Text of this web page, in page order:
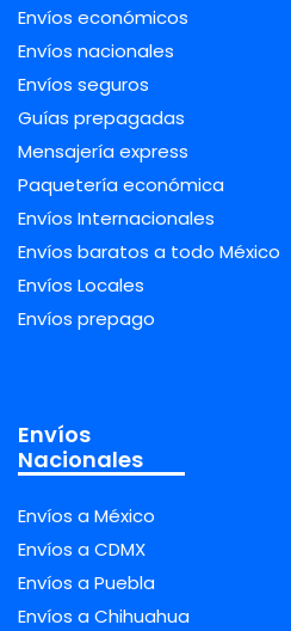
Envíos económicos
Envíos nacionales
Envíos seguros
Guías prepagadas
Mensajería express
Paquetería económica
Envíos Internacionales
Envíos baratos a todo México
Envíos Locales
Envíos prepago
Envíos
Nacionales
Envíos a México
Envíos a CDMX
Envíos a Puebla
Envíos a Chihuahua